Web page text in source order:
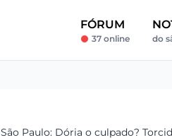
FÓRUM
37 online do
São Paulo: Dória o culpado?